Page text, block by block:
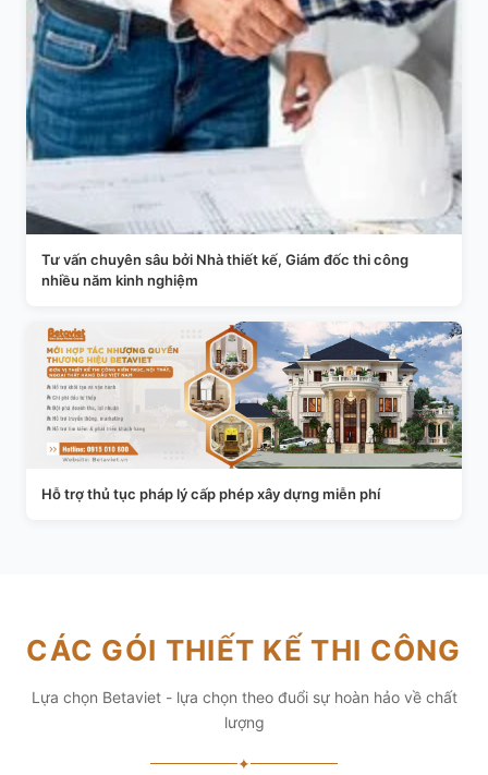
Tư vấn chuyên sâu bởi Nhà thiết kế, Giám đốc thi công
nhiều năm kinh nghiệm
Hỗ trợ thủ tục pháp lý cấp phép xây dựng miễn phí
CÁC GÓI THIẾT KẾ THI CÔNG
Lựa chọn Betaviet - lựa chọn theo đuổi sự hoàn hảo về chất
lượng
✦